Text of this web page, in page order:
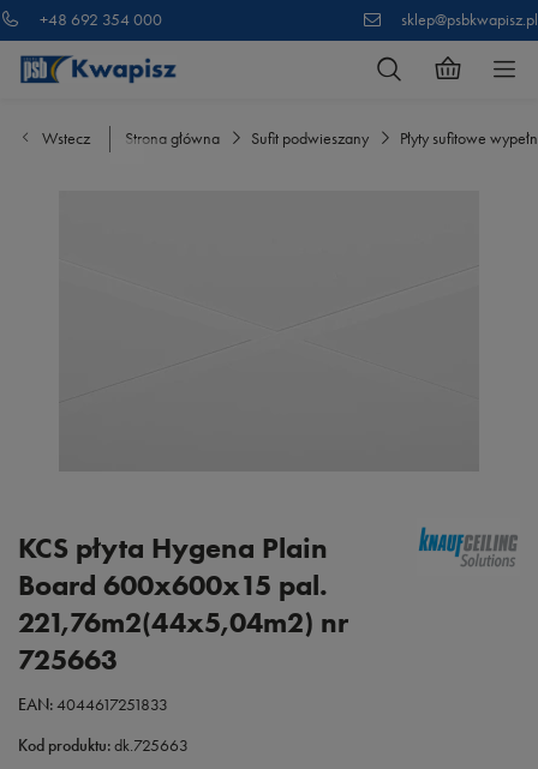
+48 692 354 000 sklep@psbkwapisz.pl
Wstecz Strona główna Sufit podwieszany Płyty sufitowe
KCS płyta Hygena Plain
Board 600x600x15 pal.
221,76m2(44x5,04m2) nr
725663
EAN:4044617251833
Kod produktu:dk.725663